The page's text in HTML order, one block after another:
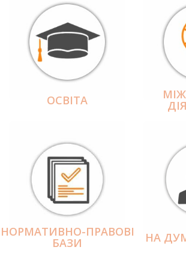
ОСВІТА
НОРМАТИВНО-ПРАВОВІ
БАЗИ НА